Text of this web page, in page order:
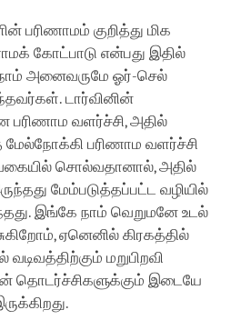
பரிணாமம் குறித்து மிக
கோட்பாடு என்பது இதில்
அனைவருமே ஓர்-செல்
டார்வினின்
பரிணாம வளர்ச்சி, அதில்
மேல்நோக்கி பரிணாம வளர்ச்சி
சொல்வதானால், அதில்
மேம்படுத்தப்பட்ட வழியில்
இங்கே நாம் வெறுமனே உடல்
ஏனெனில் கிரகத்தில்
மறுபிறவி
தொடர்ச்சிகளுக்கும் இடையே